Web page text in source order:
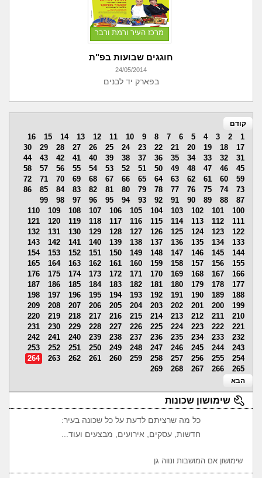
מרכז העיר ורמת ורבר
חוגגים שבועות בפ"ת
24/05/2014
בפארק יד לבנים
קודם
1
2
3
4
5
6
7
8
9
10
11
12
13
14
15
16
17
18
19
20
21
22
23
24
25
26
27
28
29
30
31
32
33
34
35
36
37
38
39
40
41
42
43
44
45
46
47
48
49
50
51
52
53
54
55
56
57
58
59
60
61
62
63
64
65
66
67
68
69
70
71
72
73
74
75
76
77
78
79
80
81
82
83
84
85
86
87
88
89
90
91
92
93
94
95
96
97
98
99
100
101
102
103
104
105
106
107
108
109
110
111
112
113
114
115
116
117
118
119
120
121
122
123
124
125
126
127
128
129
130
131
132
133
134
135
136
137
138
139
140
141
142
143
144
145
146
147
148
149
150
151
152
153
154
155
156
157
158
159
160
161
162
163
164
165
166
167
168
169
170
171
172
173
174
175
176
177
178
179
180
181
182
183
184
185
186
187
188
189
190
191
192
193
194
195
196
197
198
199
200
201
202
203
204
205
206
207
208
209
210
211
212
213
214
215
216
217
218
219
220
221
222
223
224
225
226
227
228
229
230
231
232
233
234
235
236
237
238
239
240
241
242
243
244
245
246
247
248
249
250
251
252
253
254
255
256
257
258
259
260
261
262
263
264
265
266
267
268
269
הבא
שימושון שכונות
כל מה שרציתם לדעת על כל שכונה בעיר:
חדשות, עסקים, אירועים, מבצעים ועוד...
שימושון אם המושבות ונווה גן